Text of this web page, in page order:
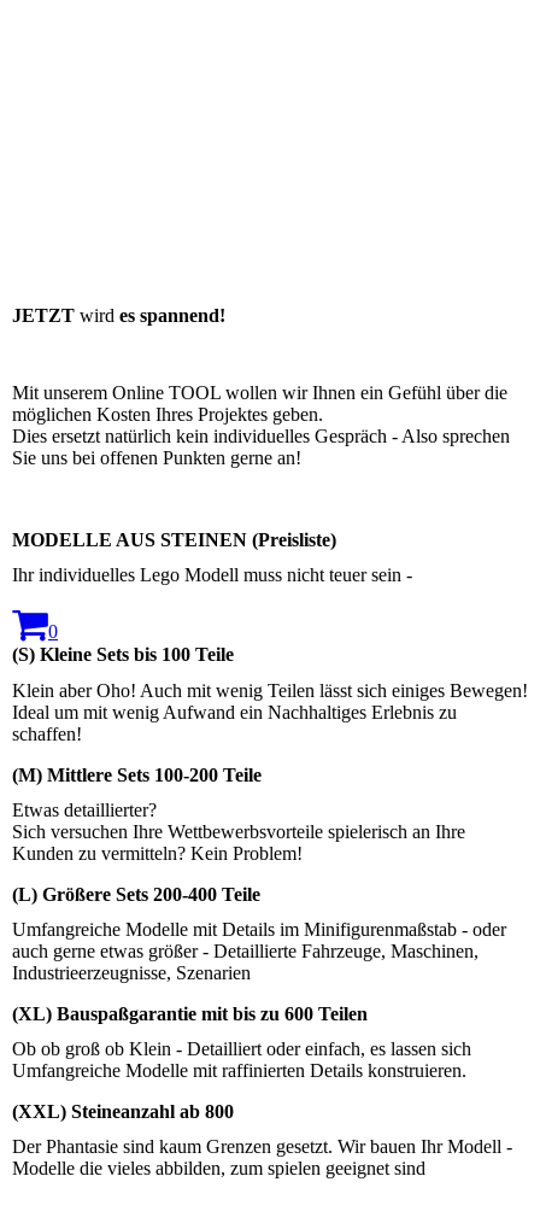
JETZT wird es spannend!
Mit unserem Online TOOL wollen wir Ihnen ein Gefühl über die
möglichen Kosten Ihres Projektes geben.
Dies ersetzt natürlich kein individuelles Gespräch - Also sprechen
Sie uns bei offenen Punkten gerne an!
MODELLE AUS STEINEN (Preisliste)
Ihr individuelles Lego Modell muss nicht teuer sein -
0
(S) Kleine Sets bis 100 Teile
Klein aber Oho! Auch mit wenig Teilen lässt sich einiges Bewegen!
Ideal um mit wenig Aufwand ein Nachhaltiges Erlebnis zu
schaffen!
(M) Mittlere Sets 100-200 Teile
Etwas detaillierter?
Sich versuchen Ihre Wettbewerbsvorteile spielerisch an Ihre
Kunden zu vermitteln? Kein Problem!
(L) Größere Sets 200-400 Teile
Umfangreiche Modelle mit Details im Minifigurenmaßstab - oder
auch gerne etwas größer - Detaillierte Fahrzeuge, Maschinen,
Industrieerzeugnisse, Szenarien
(XL) Bauspaßgarantie mit bis zu 600 Teilen
Ob ob groß ob Klein - Detailliert oder einfach, es lassen sich
Umfangreiche Modelle mit raffinierten Details konstruieren.
(XXL) Steineanzahl ab 800
Der Phantasie sind kaum Grenzen gesetzt. Wir bauen Ihr Modell -
Modelle die vieles abbilden, zum spielen geeignet sind